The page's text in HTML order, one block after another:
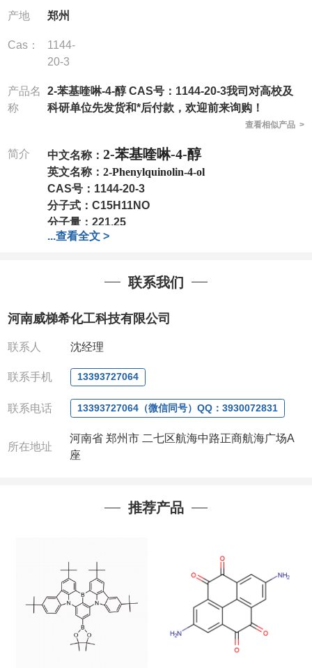
产地 郑州
Cas：
1144-
20-3
产品名
称
2-苯基喹啉-4-醇 CAS号：1144-20-3我司对高校及
科研单位先发货和*后付款，欢迎前来询购！
查看相似产品 >
简介 中文名称： 2-苯基喹啉-4-醇
英文名称： 2-Phenylquinolin-4-ol
CAS号： 1144-20-3
分子式： C15H11NO
分子量： 221.25
包装：1Mg ; 5Mg;10Mg ;100Mg;250Mg ;500Mg
我司对高校及科研单位先发货和
作中有用到的试剂,欢迎前来询购
电话:0371-63377391/13393727064
QQ:3930072831
:13393727064
联系人: 沈晓东(欢迎致电
...查看全文 >
联系我们
河南威梯希化工科技有限公司
联系人 沈经理
联系手机 13393727064
联系电话 13393727064（微信同号）QQ：3930072831
所在地址
河南省 郑州市 二七区航海中路正商航海广场A
座
推荐产品